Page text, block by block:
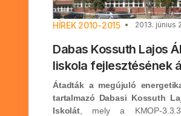
HÍREK 2010-2015 2013. június
Dabas Kossuth Lajos
Iiskola fejlesztésének
Átadták a megújuló
tartalmazó Dabasi Kossuth
Iskolát, mely a KMOP-3.3.3-